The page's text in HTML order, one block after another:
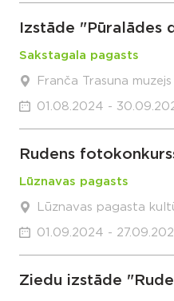
Izstāde "Pūralādes
Sakstagala pagasts
Franča Trasuna
01.08.2024 -
Rudens
Lūznavas pagasts
Lūznavas pagasta
01.09.2024 -
Ziedu izstāde